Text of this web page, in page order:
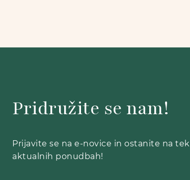
Pridružite se nam!
Prijavite se na e-novice in ostanite na
aktualnih ponudbah!